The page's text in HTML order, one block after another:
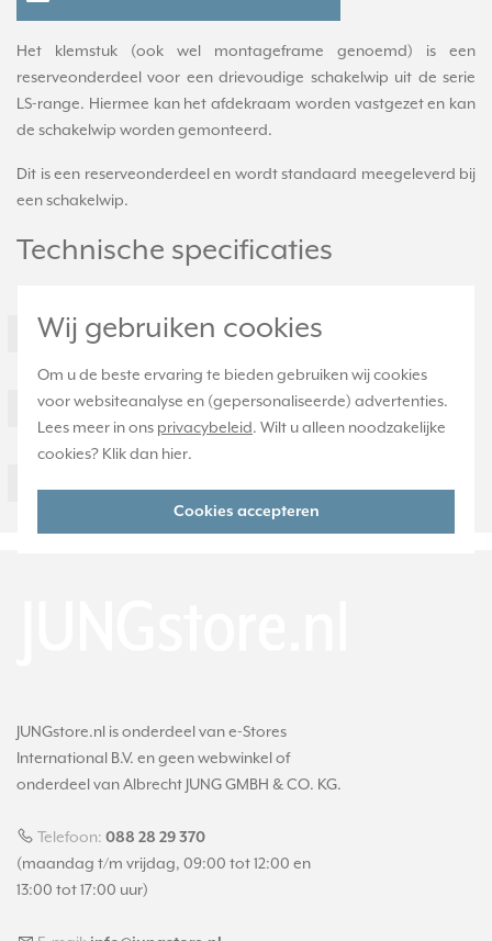
Wij gebruiken cookies
Om u de beste ervaring te bieden gebruiken wij cookies
voor websiteanalyse en (gepersonaliseerde) advertenties.
Lees meer in ons privacybeleid. Wilt u alleen noodzakelijke
cookies? Klik dan hier.
Cookies accepteren
Het klemstuk (ook wel montageframe genoemd) is een
reserveonderdeel voor een drievoudige schakelwip uit de serie
LS-range. Hiermee kan het afdekraam worden vastgezet en kan
de schakelwip worden gemonteerd.
Dit is een reserveonderdeel en wordt standaard meegeleverd bij
een schakelwip.
Technische specificaties
Model Overig
Type toebehoren/onderdelen Overig
Toebehoren Nee
Onderdeel
JUNGstore.nl is onderdeel van e-Stores
International B.V. en geen webwinkel of
onderdeel van Albrecht JUNG GMBH & CO. KG.
Telefoon: 088 28 29 370
(maandag t/m vrijdag, 09:00 tot 12:00 en
13:00 tot 17:00 uur)